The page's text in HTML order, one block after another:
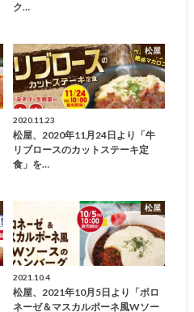
ク…
松屋
2020.11.23
松屋、2020年11月24日より「牛
リブロースのカットステーキ定
食」を…
松屋
2021.10.4
松屋、2021年10月5日より「ボロ
ネーゼ＆マスカルポーネ風Wソー